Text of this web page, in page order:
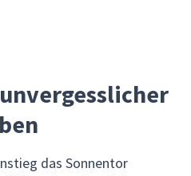
das Sonnentor